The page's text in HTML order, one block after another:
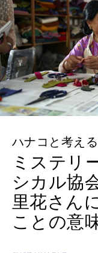
算
ハナコと考え
ミステリ
シカル協
里花さん
ことの意